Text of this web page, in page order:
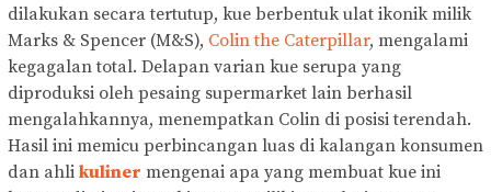
dilakukan secara tertutup, kue berbentuk ulat ikonik milik
Marks & Spencer (M&S), Colin the Caterpillar, mengalami
kegagalan total. Delapan varian kue serupa yang
diproduksi oleh pesaing supermarket lain berhasil
mengalahkannya, menempatkan Colin di posisi terendah.
Hasil ini memicu perbincangan luas di kalangan konsumen
dan ahli kuliner mengenai apa yang membuat kue ini